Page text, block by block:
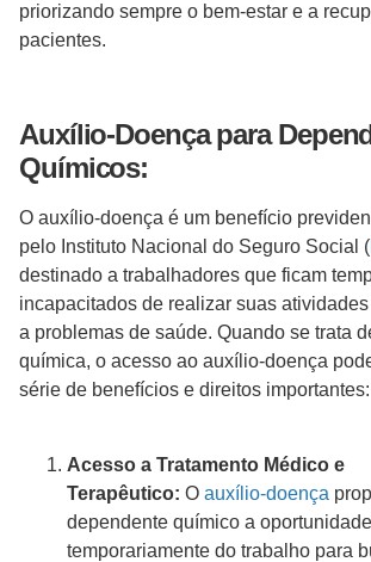
priorizando sempre o bem-estar e a
pacientes.
Auxílio-Doença para
Químicos:
O auxílio-doença é um benefício
pelo Instituto Nacional do Seguro Social (
destinado a trabalhadores que ficam
incapacitados de realizar suas
a problemas de saúde. Quando se trata
química, o acesso ao auxílio-doença
série de benefícios e direitos importantes:
Acesso a Tratamento Médico e
Terapêutico: O auxílio-doença
dependente químico a
temporariamente do trabalho para